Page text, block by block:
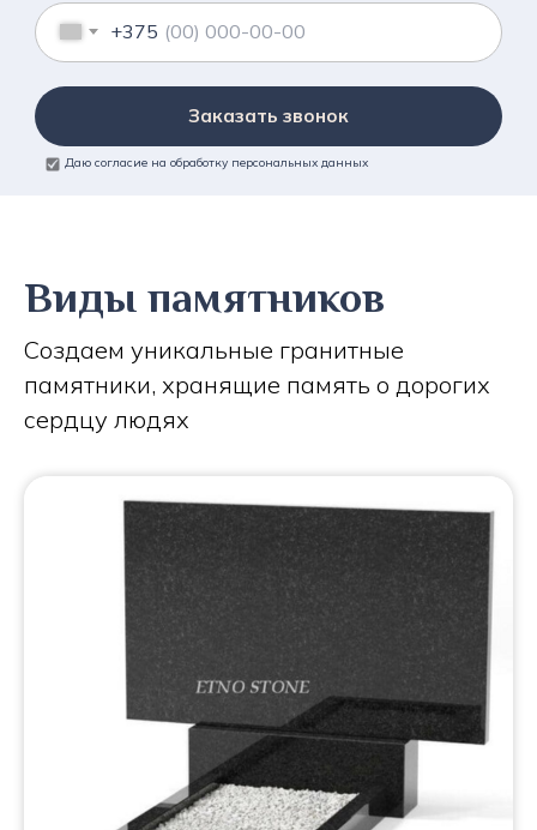
+375
Заказать звонок
Даю согласие на обработку персональных данных
Виды памятников
Создаем уникальные гранитные
памятники, хранящие память о дорогих
сердцу людях